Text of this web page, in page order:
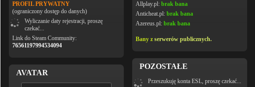
PROFIL PRYWATNY
(ograniczony dostęp do danych)
Wyliczanie daty rejestracji, proszę
czekać...
Link do Steam Community:
76561197994534094
AVATAR
Allplay.pl: brak bana
Anticheat.pl: brak bana
Azereus.pl: brak bana
Bany z serwerów publicznych.
POZOSTAŁE
Przeszukuję konta ESL, proszę czekać...